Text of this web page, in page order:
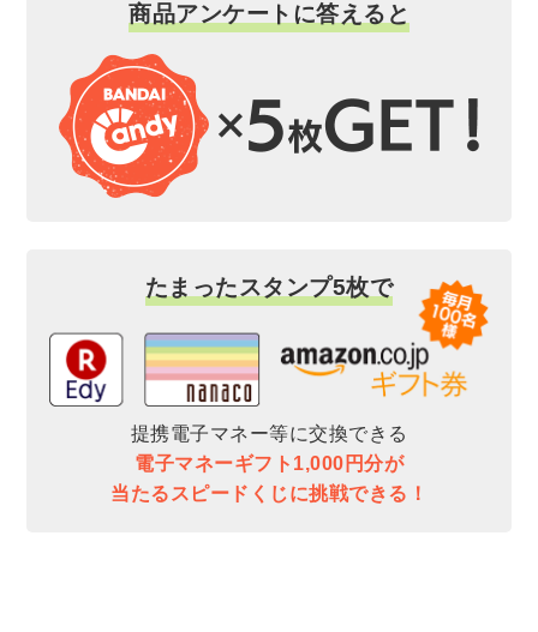
商品アンケートに答えると
たまったスタンプ5枚で
提携電子マネー等に交換できる
電子マネーギフト1,000円分が
当たるスピードくじに挑戦できる！